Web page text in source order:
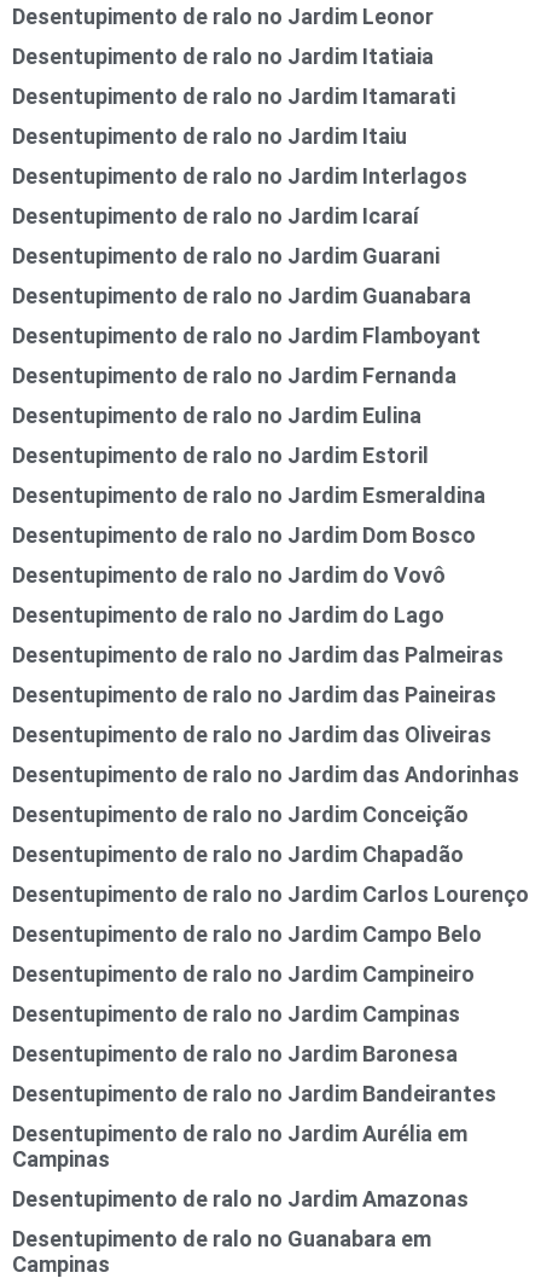
Desentupimento de ralo no Jardim Leonor
Desentupimento de ralo no Jardim Itatiaia
Desentupimento de ralo no Jardim Itamarati
Desentupimento de ralo no Jardim Itaiu
Desentupimento de ralo no Jardim Interlagos
Desentupimento de ralo no Jardim Icaraí
Desentupimento de ralo no Jardim Guarani
Desentupimento de ralo no Jardim Guanabara
Desentupimento de ralo no Jardim Flamboyant
Desentupimento de ralo no Jardim Fernanda
Desentupimento de ralo no Jardim Eulina
Desentupimento de ralo no Jardim Estoril
Desentupimento de ralo no Jardim Esmeraldina
Desentupimento de ralo no Jardim Dom Bosco
Desentupimento de ralo no Jardim do Vovô
Desentupimento de ralo no Jardim do Lago
Desentupimento de ralo no Jardim das Palmeiras
Desentupimento de ralo no Jardim das Paineiras
Desentupimento de ralo no Jardim das Oliveiras
Desentupimento de ralo no Jardim das Andorinhas
Desentupimento de ralo no Jardim Conceição
Desentupimento de ralo no Jardim Chapadão
Desentupimento de ralo no Jardim Carlos Lourenço
Desentupimento de ralo no Jardim Campo Belo
Desentupimento de ralo no Jardim Campineiro
Desentupimento de ralo no Jardim Campinas
Desentupimento de ralo no Jardim Baronesa
Desentupimento de ralo no Jardim Bandeirantes
Desentupimento de ralo no Jardim Aurélia em
Campinas
Desentupimento de ralo no Jardim Amazonas
Desentupimento de ralo no Guanabara em
Campinas